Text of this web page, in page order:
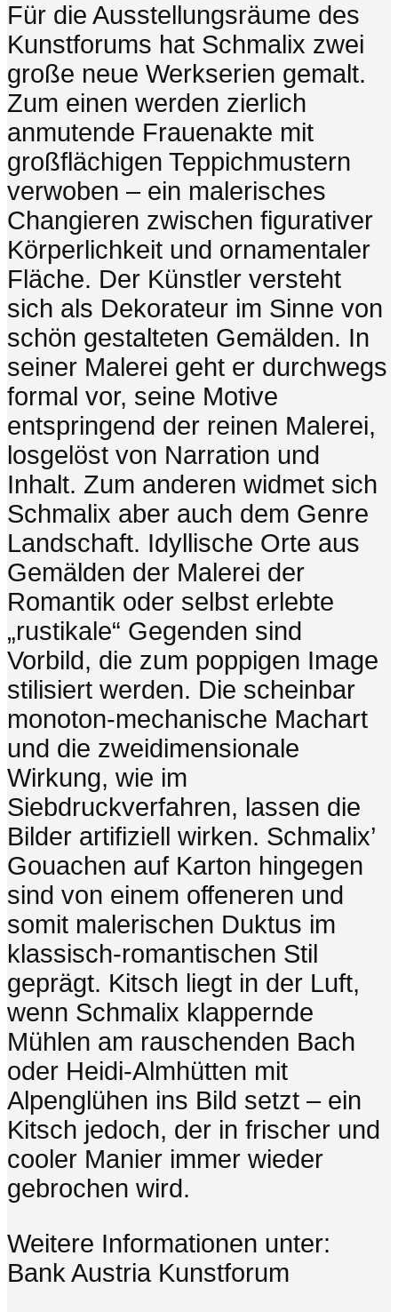
Für die Ausstellungsräume des
Kunstforums hat Schmalix zwei
große neue Werkserien gemalt.
Zum einen werden zierlich
anmutende Frauenakte mit
großflächigen Teppichmustern
verwoben – ein malerisches
Changieren zwischen figurativer
Körperlichkeit und ornamentaler
Fläche. Der Künstler versteht
sich als Dekorateur im Sinne von
schön gestalteten Gemälden. In
seiner Malerei geht er durchwegs
formal vor, seine Motive
entspringend der reinen Malerei,
losgelöst von Narration und
Inhalt. Zum anderen widmet sich
Schmalix aber auch dem Genre
Landschaft. Idyllische Orte aus
Gemälden der Malerei der
Romantik oder selbst erlebte
„rustikale“ Gegenden sind
Vorbild, die zum poppigen Image
stilisiert werden. Die scheinbar
monoton-mechanische Machart
und die zweidimensionale
Wirkung, wie im
Siebdruckverfahren, lassen die
Bilder artifiziell wirken. Schmalix’
Gouachen auf Karton hingegen
sind von einem offeneren und
somit malerischen Duktus im
klassisch-romantischen Stil
geprägt. Kitsch liegt in der Luft,
wenn Schmalix klappernde
Mühlen am rauschenden Bach
oder Heidi-Almhütten mit
Alpenglühen ins Bild setzt – ein
Kitsch jedoch, der in frischer und
cooler Manier immer wieder
gebrochen wird.
Weitere Informationen unter:
Bank Austria Kunstforum